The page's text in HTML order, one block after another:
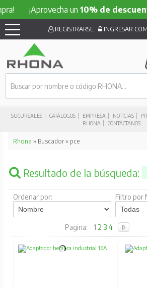
¡Aprovecha un10% de descuento
SUCURSALES CATÁLOGOS EMPRESA NOTICIAS
RHONA
CONTÁCTANOS
REGISTRARSE INGRESAR
Rhona » Buscador » pce
Resultado de la búsqueda:
Ordenar por: Filtro por
Pagina: 1 2 34